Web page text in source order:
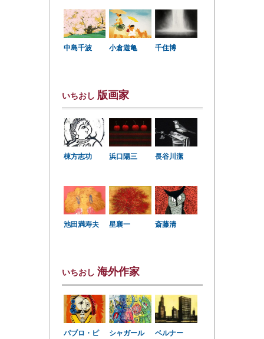
中島千波 小倉遊亀 千住博
いちおし 版画家
棟方志功 浜口陽三 長谷川潔
池田満寿夫 星襄一 斎藤清
いちおし 海外作家
パブロ・ピ
シャガール
ベルナー